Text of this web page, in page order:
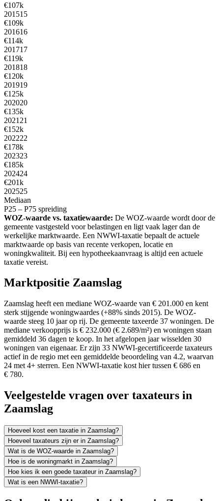
€107k
201515
€109k
201616
€114k
201717
€119k
201818
€120k
201919
€125k
202020
€135k
2021 21
€152k
202222
€178k
202323
€185k
202424
€201k
202525
Mediaan
P25 – P75 spreiding
WOZ-waarde vs. taxatiewaarde: De WOZ-waarde wordt door de
gemeente vastgesteld voor belastingen en ligt vaak lager dan de
werkelijke marktwaarde. Een NWWI-taxatie bepaalt de actuele
marktwaarde op basis van recente verkopen, locatie en
woningkwaliteit. Bij een hypotheekaanvraag is altijd een actuele
taxatie vereist.
Marktpositie Zaamslag
Zaamslag heeft een mediane WOZ-waarde van € 201.000 en kent
sterk stijgende woningwaardes (+88% sinds 2015). De WOZ-
waarde steeg 10 jaar op rij. De gemeente taxeerde 37 woningen. De
mediane verkoopprijs is € 232.000 (€ 2.689/m²) en woningen staan
gemiddeld 36 dagen te koop. In het afgelopen jaar wisselden 30
woningen van eigenaar. Er zijn 33 NWWI-gecertificeerde taxateurs
actief in de regio met een gemiddelde beoordeling van 4.2, waarvan
24 met 4+ sterren. Een NWWI-taxatie kost hier tussen € 686 en
€ 780.
Veelgestelde vragen over taxateurs in
Zaamslag
Hoeveel kost een taxatie in Zaamslag?
Hoeveel taxateurs zijn er in Zaamslag?
Wat is de WOZ-waarde in Zaamslag?
Hoe is de woningmarkt in Zaamslag?
Hoe kies ik een goede taxateur in Zaamslag?
Wat is een NWWI-taxatie?